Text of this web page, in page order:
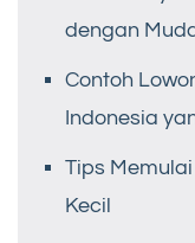
dengan
Contoh
Indonesia
Tips
Kecil